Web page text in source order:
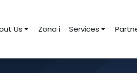
Us Zona i Services